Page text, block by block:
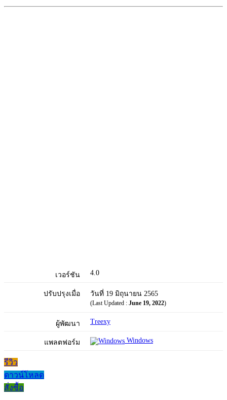
เวอร์ชัน 4.0
ปรับปรุงเมื่อ วันที่ 19 มิถุนายน 2565
(Last Updated : June 19, 2022)
ผู้พัฒนา Treexy
แพลตฟอร์ม Windows
รีวิว
ดาวน์โหลด
สั่งซื้อ